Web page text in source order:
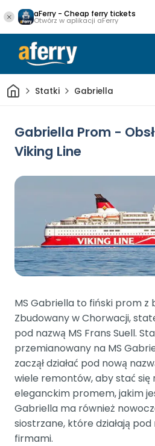
aFerry - Cheap ferry tickets
Otwórz w aplikacji aFerry
DomStatki Gabriella
Gabriella Prom -
Viking Line
MS Gabriella to fiński prom z
Zbudowany w Chorwacji,
pod nazwą MS Frans Suell.
przemianowany na MS
zaczął działać pod nową
wiele remontów, aby stać się
eleganckim promem, jakim
Gabriella ma również
siostrzane, które działają
firmami.